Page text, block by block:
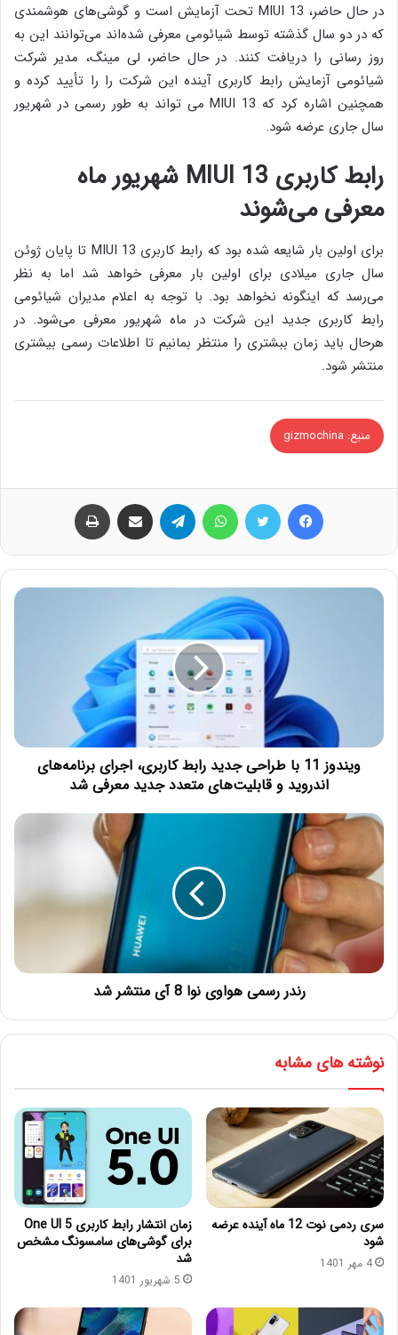
در حال حاضر، MIUI 13 تحت آزمایش است و گوشی‌های هوشمندی
که در دو سال گذشته توسط شیائومی معرفی شده‌اند می‌توانند این به
روز رسانی را دریافت کنند. در حال حاضر، لی مینگ، مدیر شرکت
شیائومی آزمایش رابط کاربری آینده این شرکت را را تأیید کرده و
همچنین اشاره کرد که MIUI 13 می تواند به طور رسمی در شهریور
سال جاری عرضه شود.
رابط کاربری MIUI 13 شهریور ماه
معرفی می‌شوند
برای اولین بار شایعه شده بود که رابط کاربری MIUI 13 تا پایان ژوئن
سال جاری میلادی برای اولین بار معرفی خواهد شد اما به نظر
می‌رسد که اینگونه نخواهد بود. با توجه به اعلام مدیران شیائومی
رابط کاربری جدید این شرکت در ماه شهریور معرفی می‌شود. در
هرحال باید زمان ببشتری را منتظر بمانیم تا اطلاعات رسمی بیشتری
منتشر شود.
منبع: gizmochina
ویندوز 11 با طراحی جدید رابط کاربری، اجرای برنامه‌های
اندروید و قابلیت‌های متعدد جدید معرفی شد
رندر رسمی هواوی نوا 8 آی منتشر شد
نوشته های مشابه
سری ردمی نوت 12 ماه آینده عرضه
شود
4 مهر 1401
زمان انتشار رابط کاربری One UI 5
برای گوشی‌های سامسونگ مشخص
شد
5 شهریور 1401